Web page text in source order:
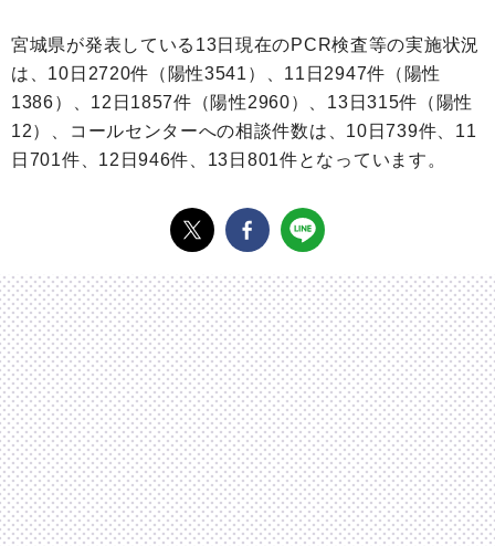
宮城県が発表している13日現在のPCR検査等の実施状況
は、10日2720件（陽性3541）、11日2947件（陽性
1386）、12日1857件（陽性2960）、13日315件（陽性
12）、コールセンターへの相談件数は、10日739件、11
日701件、12日946件、13日801件となっています。